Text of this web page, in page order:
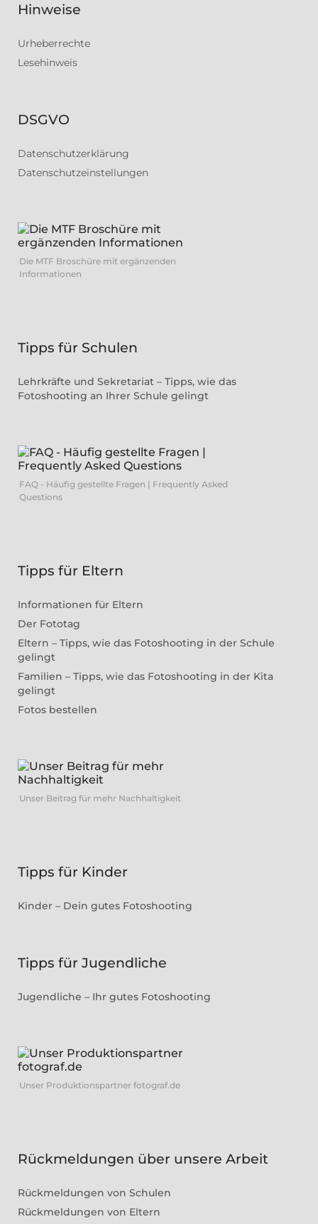
Hinweise
Urheberrechte
Lesehinweis
DSGVO
Datenschutzerklärung
Datenschutzeinstellungen
Die MTF Broschüre mit ergänzenden
Informationen
Tipps für Schulen
Lehrkräfte und Sekretariat – Tipps, wie das
Fotoshooting an Ihrer Schule gelingt
FAQ - Häufig gestellte Fragen | Frequently Asked
Questions
Tipps für Eltern
Informationen für Eltern
Der Fototag
Eltern – Tipps, wie das Fotoshooting in der Schule
gelingt
Familien – Tipps, wie das Fotoshooting in der Kita
gelingt
Fotos bestellen
Unser Beitrag für mehr Nachhaltigkeit
Tipps für Kinder
Kinder – Dein gutes Fotoshooting
Tipps für Jugendliche
Jugendliche – Ihr gutes Fotoshooting
Unser Produktionspartner fotograf.de
Rückmeldungen über unsere Arbeit
Rückmeldungen von Schulen
Rückmeldungen von Eltern